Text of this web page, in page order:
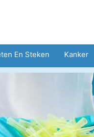
En Steken Kanker
Geestelijke